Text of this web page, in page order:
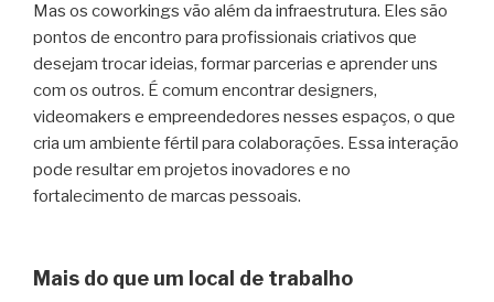
Mas os coworkings vão além da infraestrutura. Eles são
pontos de encontro para profissionais criativos que
desejam trocar ideias, formar parcerias e aprender uns
com os outros. É comum encontrar designers,
videomakers e empreendedores nesses espaços, o que
cria um ambiente fértil para colaborações. Essa interação
pode resultar em projetos inovadores e no
fortalecimento de marcas pessoais.
Mais do que um local de trabalho